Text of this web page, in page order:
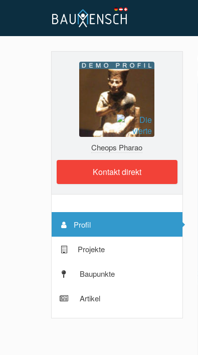
Cheops Pharao
Kontakt direkt
Profil
Projekte
Baupunkte
Artikel